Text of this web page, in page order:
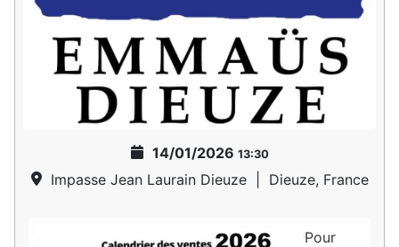
14/01/2026 13:30
Impasse Jean Laurain Dieuze Dieuze, France
Pour